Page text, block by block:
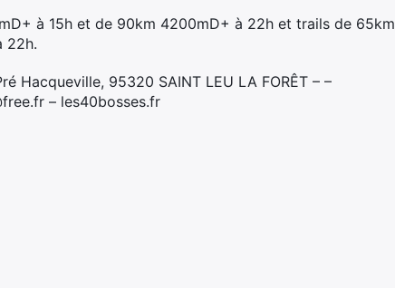
à 15h et de 90km 4200mD+ à 22h et trails de 65km
22h.
Hacqueville, 95320 SAINT LEU LA FORÊT – –
– les40bosses.fr